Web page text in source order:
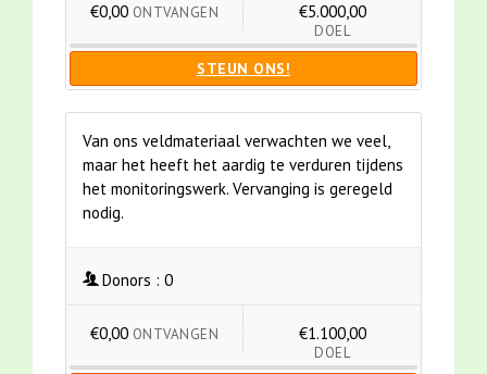
€0,00 ONTVANGEN €5.000,00
DOEL
STEUN ONS!
Van ons veldmateriaal verwachten we veel,
maar het heeft het aardig te verduren tijdens
het monitoringswerk. Vervanging is geregeld
nodig.
Donors : 0
€0,00 ONTVANGEN €1.100,00
DOEL